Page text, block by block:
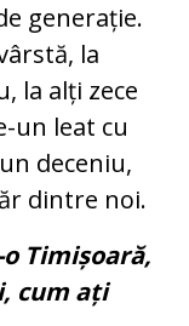
generație.
la
la alți zece
un leat cu
deceniu,
dintre noi.
Timișoară,
cum ați